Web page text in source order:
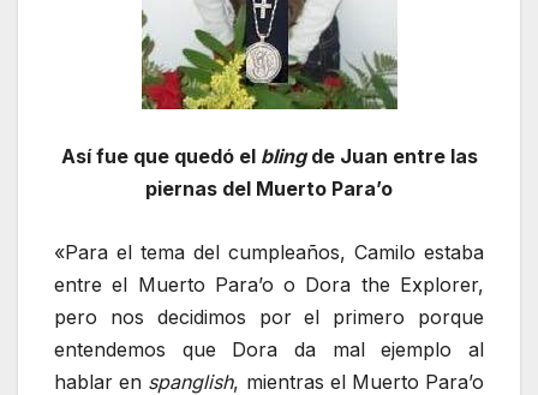
Así fue que quedó el blingde Juan entre las
piernas del Muerto Para’o
«Para el tema del cumpleaños, Camilo estaba
entre el Muerto Para’o o Dora the Explorer,
pero nos decidimos por el primero porque
entendemos que Dora da mal ejemplo al
hablar en spanglish, mientras el Muerto Para’o